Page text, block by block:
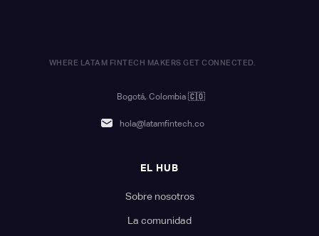
WHERE LATAM FINTECH MAKERS GET CONNECTED.
Bogotá, Colombia 🇨🇴
hola@latamfintech.co
EL HUB
Sobre nosotros
La comunidad